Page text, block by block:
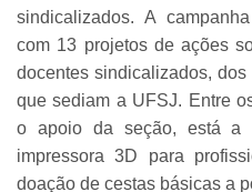
sindicalizados. A
com 13 projetos de ações
docentes sindicalizados,
que sediam a UFSJ. Entre
o apoio da seção, está a
impressora 3D para
doação de cestas básicas a